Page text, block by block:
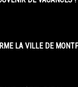
LA VILLE DE